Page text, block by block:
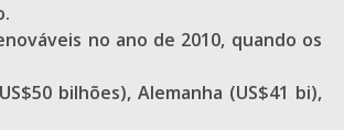
no ano de 2010, quando os
bilhões), Alemanha (US$41 bi),